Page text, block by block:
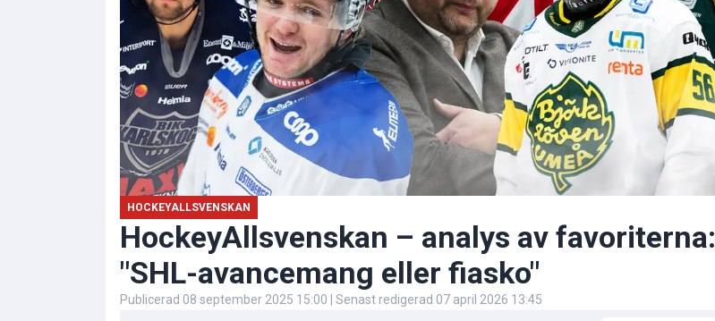
HOCKEYALLSVENSKAN
HockeyAllsvenskan – analys av favoriterna:
"SHL-avancemang eller fiasko"
Publicerad 08 september 2025 15:00 | Senast redigerad 07 april 2026 13:45